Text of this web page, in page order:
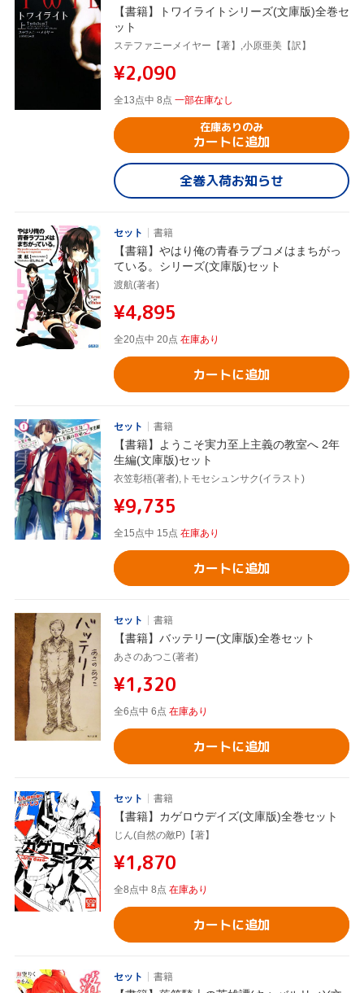
【書籍】トワイライトシリーズ(文庫版)全巻セ
ット
ステファニーメイヤー【著】,小原亜美【訳】
¥2,090
全13点中 8点 一部在庫なし
在庫ありのみ
カートに追加
全巻入荷お知らせ
セット 書籍
【書籍】やはり俺の青春ラブコメはまちがっ
ている。シリーズ(文庫版)セット
渡航(著者)
¥4,895
全20点中 20点 在庫あり
カートに追加
セット 書籍
【書籍】ようこそ実力至上主義の教室へ 2年
生編(文庫版)セット
衣笠彰梧(著者),トモセシュンサク(イラスト)
¥9,735
全15点中 15点 在庫あり
カートに追加
セット 書籍
【書籍】バッテリー(文庫版)全巻セット
あさのあつこ(著者)
¥1,320
全6点中 6点 在庫あり
カートに追加
セット 書籍
【書籍】カゲロウデイズ(文庫版)全巻セット
じん(自然の敵P)【著】
¥1,870
全8点中 8点 在庫あり
カートに追加
セット 書籍